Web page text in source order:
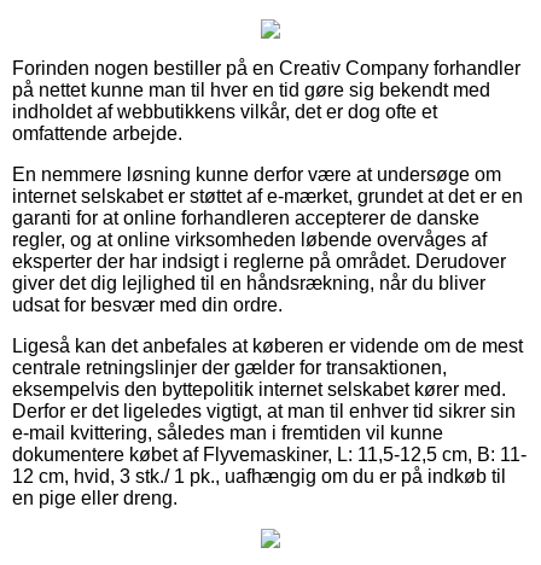
Forinden nogen bestiller på en Creativ Company forhandler
på nettet kunne man til hver en tid gøre sig bekendt med
indholdet af webbutikkens vilkår, det er dog ofte et
omfattende arbejde.
En nemmere løsning kunne derfor være at undersøge om
internet selskabet er støttet af e-mærket, grundet at det er en
garanti for at online forhandleren accepterer de danske
regler, og at online virksomheden løbende overvåges af
eksperter der har indsigt i reglerne på området. Derudover
giver det dig lejlighed til en håndsrækning, når du bliver
udsat for besvær med din ordre.
Ligeså kan det anbefales at køberen er vidende om de mest
centrale retningslinjer der gælder for transaktionen,
eksempelvis den byttepolitik internet selskabet kører med.
Derfor er det ligeledes vigtigt, at man til enhver tid sikrer sin
e-mail kvittering, således man i fremtiden vil kunne
dokumentere købet af Flyvemaskiner, L: 11,5-12,5 cm, B: 11-
12 cm, hvid, 3 stk./ 1 pk., uafhængig om du er på indkøb til
en pige eller dreng.